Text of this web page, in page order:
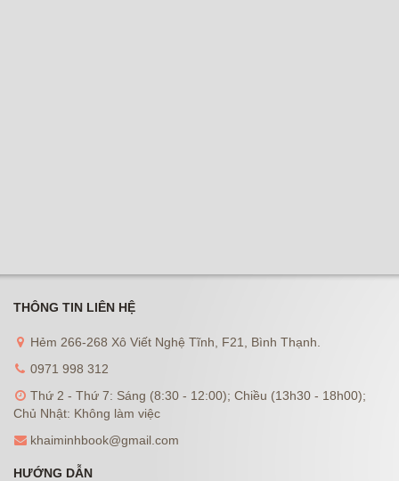
THÔNG TIN LIÊN HỆ
Hẻm 266-268 Xô Viết Nghệ Tĩnh, F21, Bình Thạnh.
0971 998 312
Thứ 2 - Thứ 7: Sáng (8:30 - 12:00); Chiều (13h30 - 18h00);
Chủ Nhật: Không làm việc
khaiminhbook@gmail.com
HƯỚNG DẪN